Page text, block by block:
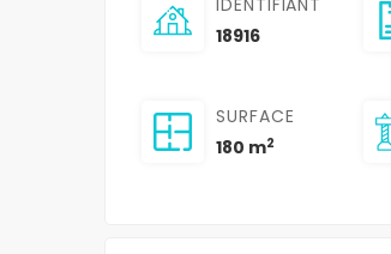
IDENTIFIANT
18916
SURFACE
180 m2